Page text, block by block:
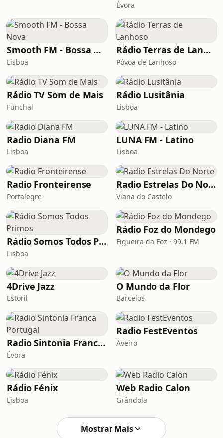
Évora
Smooth FM - Bossa Nova
Lisboa
Rádio Terras de Lanhoso
Póvoa de Lanhoso
Rádio TV Som de Mais
Funchal
Rádio Lusitânia
Lisboa
Radio Diana FM
Lisboa
LUNA FM - Latino
Lisboa
Radio Fronteirense
Portalegre
Radio Estrelas Do Norte
Viana do Castelo
Rádio Somos Todos Primos
Lisboa
Rádio Foz do Mondego
Figueira da Foz · 99.1 FM
4Drive Jazz
Estoril
O Mundo da Flor
Barcelos
Radio Sintonia Franca Portugal
Évora
Radio FestEventos
Aveiro
Rádio Fénix
Lisboa
Web Radio Calon
Grândola
Mostrar Mais